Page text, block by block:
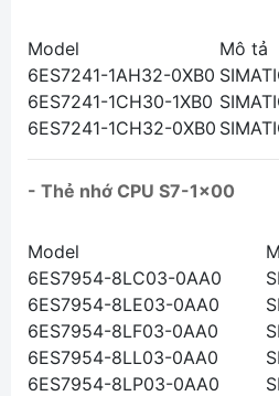
Model
Mô tả
6ES7241-1AH32-0XB0
6ES7241-1CH30-1XB0
6ES7241-1CH32-0XB0
- Thẻ nhớ CPU S7-1x00
Model
6ES7954-8LC03-0AA0
6ES7954-8LE03-0AA0
6ES7954-8LF03-0AA0
6ES7954-8LL03-0AA0
6ES7954-8LP03-0AA0